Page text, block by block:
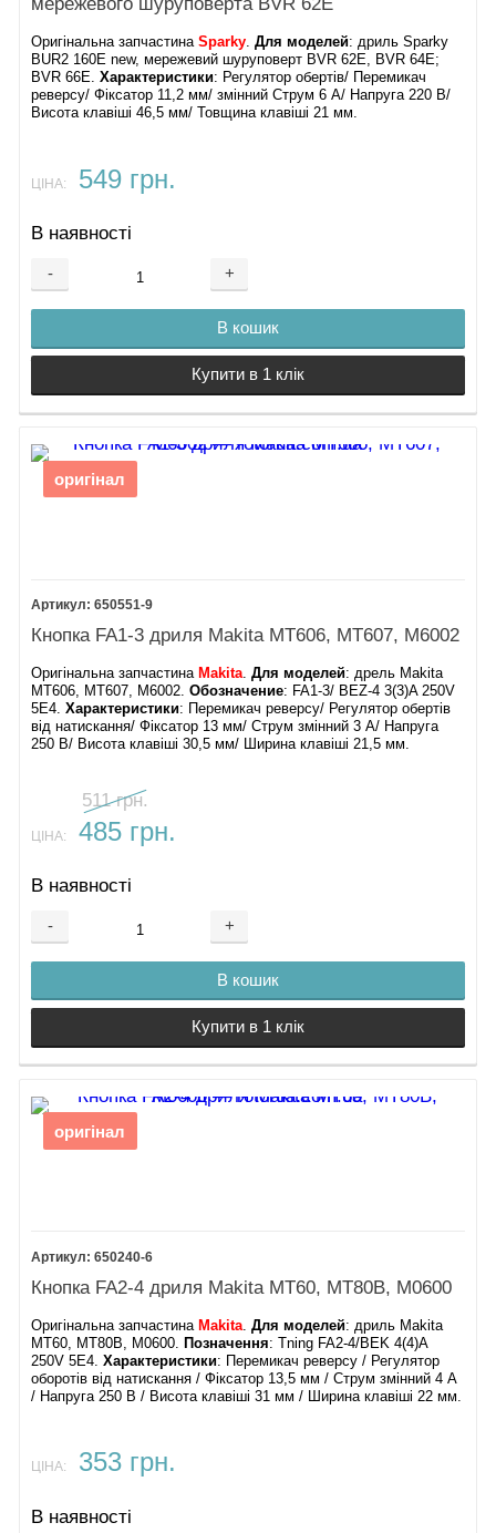
Оригінальна запчастинаSparky.Для моделей: дриль Sparky
BUR2 160E new, мережевий шуруповерт BVR 62Е, BVR 64E;
BVR 66E.Характеристики: Регулятор обертів/ Перемикач
реверсу/ Фіксатор 11,2 мм/ змінний Струм 6 А/ Напруга 220 В/
Висота клавіші 46,5 мм/ Товщина клавіші 21 мм.
ЦІНА: 549 грн.
В наявності
- +
В кошик
Купити в 1 клік
оригінал
650551-9
Кнопка FA1-3 дриля Makita MT606, MT607, M6002
Оригінальна запчастина Makita .Для моделей: дрель Makita
MT606, MT607, M6002.Обозначение: FA1-3/ BEZ-4 3(3)A 250V
5E4.Характеристики: Перемикач реверсу/ Регулятор обертів
від натискання/ Фіксатор 13 мм/ Струм змінний 3 А/ Напруга
250 В/ Висота клавіші 30,5 мм/ Ширина клавіші 21,5 мм.
511 грн.
ЦІНА: 485 грн.
В наявності
- +
В кошик
Купити в 1 клік
оригінал
650240-6
Кнопка FA2-4 дриля Makita MT60, MT80B, M0600
Оригінальна запчастина Makita .Для моделей: дриль Makita
MT60, MT80B, M0600.
Позначення: Tning FA2-4/BEK 4(4)A
250V 5E4.Характеристики: Перемикач реверсу / Регулятор
оборотів від натискання / Фіксатор 13,5 мм / Струм змінний 4 А
/ Напруга 250 В / Висота клавіші 31 мм / Ширина клавіші 22 мм.
ЦІНА: 353 грн.
В наявності